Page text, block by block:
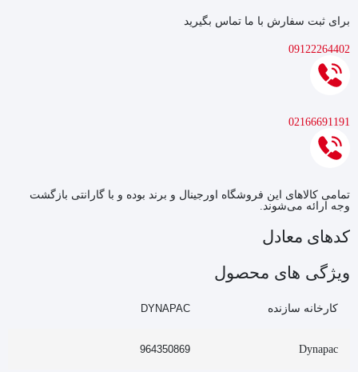
برای ثبت سفارش با ما تماس بگیرید
09122264402
02166691191
تمامی کالاهای این فروشگاه اورجینال و برند بوده و با گارانتی بازگشت
وجه ارائه می‌شوند.
کدهای معادل
ویژگی های محصول
کارخانه سازنده DYNAPAC
Dynapac
964350869